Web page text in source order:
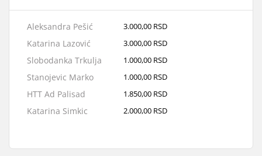
Aleksandra Pešić 3.000,00 RSD
Katarina Lazović 3.000,00 RSD
Slobodanka Trkulja 1.000,00 RSD
Stanojevic Marko 1.000,00 RSD
HTT Ad Palisad 1.850,00 RSD
Katarina Simkic 2.000,00 RSD